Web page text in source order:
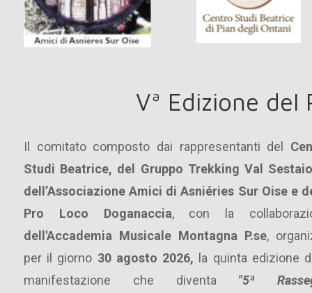
Vª Edizione del
Il comitato composto dai rappresentanti del
Studi Beatrice, del Gruppo Trekking Val
dell’Associazione Amici di Asniéries Sur Oise e
Pro Loco Doganaccia, con la
dell'Accademia Musicale Montagna P.se,
per il giorno 30 agosto 2026, la quinta edizione
manifestazione che diventa "5ª